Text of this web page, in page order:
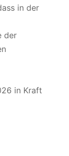
in der
der
in Kraft